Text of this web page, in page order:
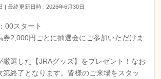
最終更新日時 : 2026年6月30日
00スタート
券2,000円ごとに抽選会にご参加いただけま
厳選した【JRAグッズ】をプレゼント！なお
第終了となります。皆様のご来場をスタッ